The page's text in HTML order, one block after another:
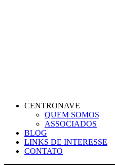
CENTRONAVE
QUEM SOMOS
ASSOCIADOS
BLOG
LINKS DE INTERESSE
CONTATO